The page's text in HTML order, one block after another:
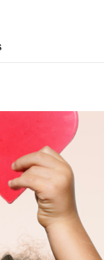
avec bon sens
Manifesto
Dandoy Family
Boutiques